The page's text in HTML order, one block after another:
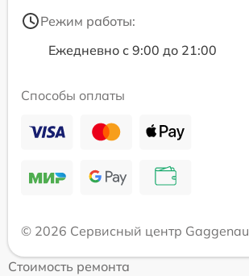
Режим работы:
Ежедневно с 9:00 до 21:00
Способы оплаты
© 2026 Сервисный центр Gaggenau
Стоимость ремонта